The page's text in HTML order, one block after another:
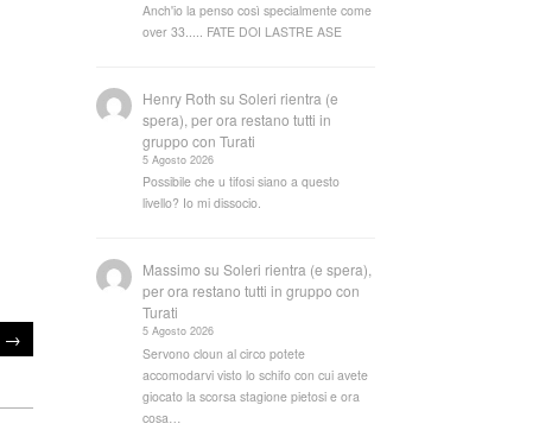
→
Anch'io la penso così specialmente come
over 33..... FATE DOI LASTRE ASE
Henry Roth suSoleri rientra (e
spera), per ora restano tutti in
gruppo con Turati
5 Agosto 2026
Possibile che u tifosi siano a questo
livello? Io mi dissocio.
Massimo suSoleri rientra (e spera),
per ora restano tutti in gruppo con
Turati
5 Agosto 2026
Servono cloun al circo potete
accomodarvi visto lo schifo con cui avete
giocato la scorsa stagione pietosi e ora
cosa…